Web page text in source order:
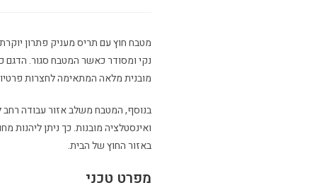
מטבח חוץ עם תריס מעניק פתרון
נקי ומסודר כאשר המטבח סגור.
מובנית מלאה המתאימה לחצרות
בנוסף, המטבח משלב אזור עבודה
ואינסטלציה מובנות. כך ניתן ליהנות
באזור החוץ של הבית.
מפרט טכני